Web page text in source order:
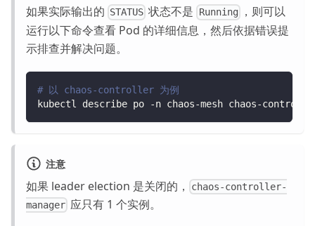
如果实际输出的 STATUS 状态不是 Running ，则可以
运行以下命令查看 Pod 的详细信息，然后依据错误提
示排查并解决问题。
# 以 chaos-controller 为例
kubectl describe po -n chaos-mesh chaos-
注意
如果 leader election 是关闭的，
chaos-controller-
manager 应只有 1 个实例。